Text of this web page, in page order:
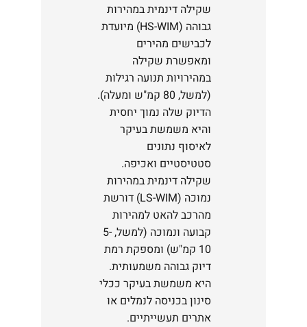
שקילה דינמית במהירות
גבוהה (HS-WIM) מיועדת
לכבישים מהירים
ומאפשרת שקילה
במהירויות תנועה רגילות
(למשל, 80 קמ"ש ומעלה).
הדיוק שלה נמוך יחסית
והיא משמשת בעיקר
לאיסוף נתונים
סטטיסטיים ואכיפה.
שקילה דינמית במהירות
נמוכה (LS-WIM) דורשת
מהרכב להאט למהירות
קבועה ונמוכה (למשל, 5-
10 קמ"ש) ומספקת רמת
דיוק גבוהה משמעותית.
היא משמשת בעיקר ככלי
סינון בכניסה לנמלים או
אתרים תעשייתיים.